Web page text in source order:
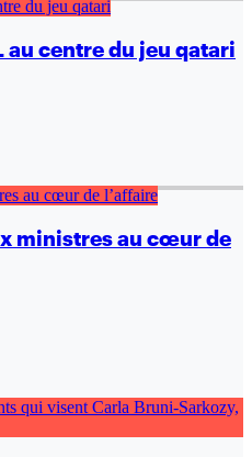
au centre du jeu qatari
ministres au cœur de